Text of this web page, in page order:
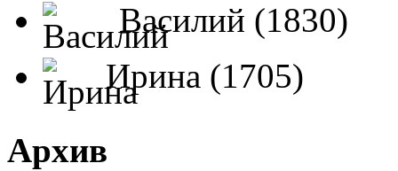
Василий (1830)
Ирина (1705)
Архив